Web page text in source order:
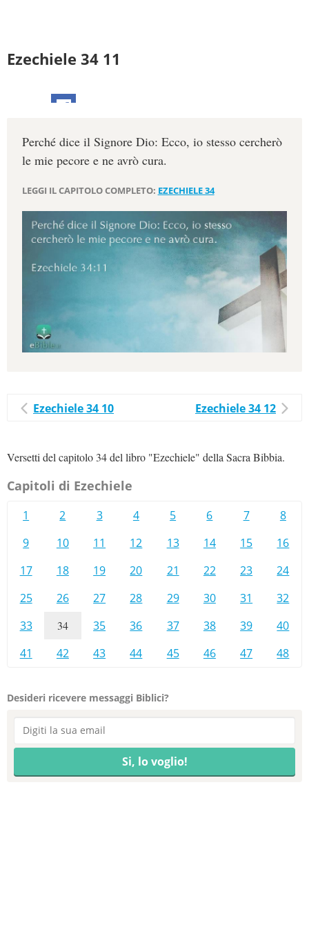
Ezechiele 34 11
Perché dice il Signore Dio: Ecco, io stesso cercherò
le mie pecore e ne avrò cura.
LEGGI IL CAPITOLO COMPLETO: EZECHIELE 34
Ezechiele 34 10 Ezechiele 34 12
Versetti del capitolo 34 del libro "Ezechiele" della Sacra Bibbia.
Capitoli di Ezechiele
1 2 3 4 5 6 7
8
9
10 11 12 13 14 15
16
17
18 19 20 21 22 23
24
25
26 27 28 29 30 31
32
33
34 35 36 37 38 39
40
41
42 43 44 45 46 47 48
Desideri ricevere messaggi Biblici?